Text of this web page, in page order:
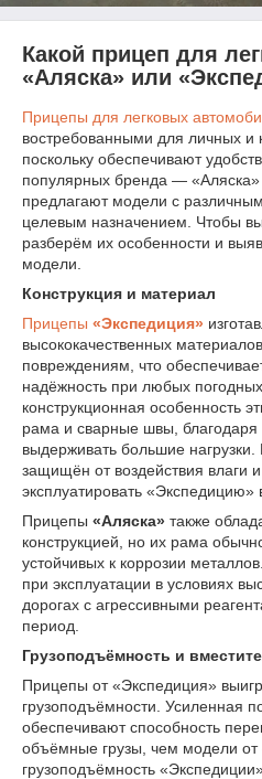
Какой прицеп для
«Аляска» или
Прицепы для легковых
востребованными для личных и
поскольку обеспечивают
популярных бренда — «Аляска»
предлагают модели с
целевым назначением. Чтобы
разберём их особенности и
модели.
Конструкция и материал
Прицепы «Экспедиция»
высококачественных
повреждениям, что
надёжность при любых
конструкционная особенность
рама и сварные швы, благодаря
выдерживать большие
защищён от воздействия влаги и
эксплуатировать «Экспедицию»
Прицепы «Аляска» также
конструкцией, но их рама
устойчивых к коррозии
при эксплуатации в условиях
дорогах с агрессивными
период.
Грузоподъёмность и
Прицепы от «Экспедиция»
грузоподъёмности. Усиленная
обеспечивают способность
объёмные грузы, чем модели
грузоподъёмность